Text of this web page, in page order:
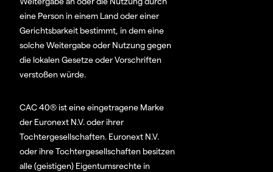
eine Person in einem Land oder einer
Gerichtsbarkeit bestimmt, in dem eine
solche Weitergabe oder Nutzung gegen
die lokalen Gesetze oder Vorschriften
verstoßen würde.
CAC 40® ist eine eingetragene Marke
der Euronext N.V. oder ihrer
Tochtergesellschaften. Euronext N.V.
oder ihre Tochtergesellschaften besitzen
alle (geistigen) Eigentumsrechte in